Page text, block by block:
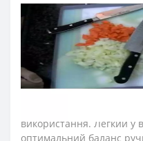
Ніж сікач, топірець для
«Юнівьорсал» Аркос
яких зустрічаються
та рубки замороженого
структуровано і чітко
утримують соки і рідини.
використання. Легкий у
оптимальний баланс